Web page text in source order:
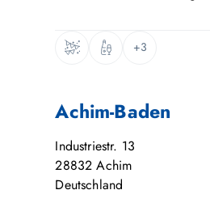
+3
Achim-Baden
Industriestr. 13
28832 Achim
Deutschland